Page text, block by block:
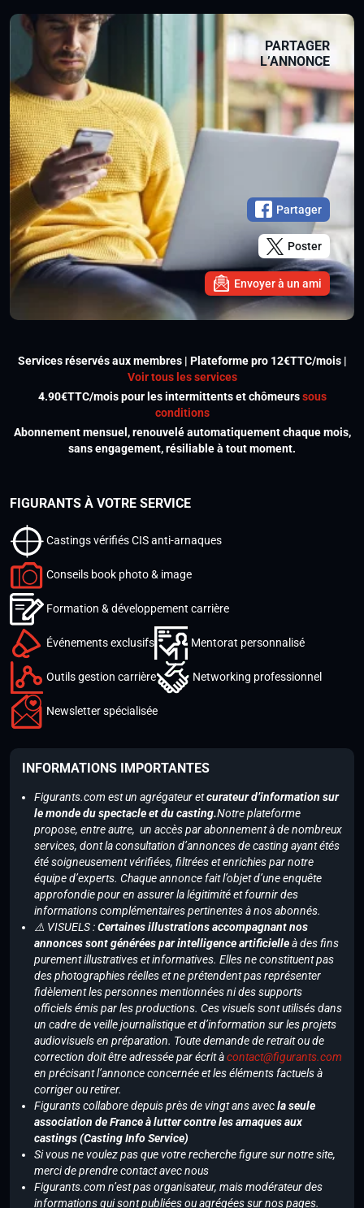
PARTAGER
L’ANNONCE
Partager
Poster
Envoyer à un ami
Services réservés aux membres | Plateforme pro 12€TTC/mois |
Voir tous les services
4.90€TTC/mois pour les intermittents et chômeurssous
conditions
Abonnement mensuel, renouvelé automatiquement chaque mois,
sans engagement, résiliable à tout moment.
FIGURANTS À VOTRE SERVICE
Castings vérifiés CIS anti-arnaques
Conseils book photo & image
Formation & développement carrière
Événements exclusifs Mentorat personnalisé
Outils gestion carrière Networking professionnel
Newsletter spécialisée
INFORMATIONS IMPORTANTES
Figurants.com est un agrégateur etcurateur d’information sur
le monde du spectacle et du casting.Notre plateforme
propose, entre autre, un accès par abonnement à de nombreux
services, dont la consultation d’annonces de casting ayant étés
été soigneusement vérifiées, filtrées et enrichies par notre
équipe d’experts. Chaque annonce fait l’objet d’une enquête
approfondie pour en assurer la légitimité et fournir des
informations complémentaires pertinentes à nos abonnés.
⚠️ VISUELS :Certaines illustrations accompagnant nos
annonces sont générées par intelligence artificielleà des fins
purement illustratives et informatives. Elles ne constituent pas
des photographies réelles et ne prétendent pas représenter
fidèlement les personnes mentionnées ni des supports
officiels émis par les productions. Ces visuels sont utilisés dans
un cadre de veille journalistique et d’information sur les projets
audiovisuels en préparation. Toute demande de retrait ou de
correction doit être adressée par écrit àcontact@figurants.com
en précisant l’annonce concernée et les éléments factuels à
corriger ou retirer.
Figurants collabore depuis près de vingt ans avecla seule
association de France à lutter contre les arnaques aux
castings (Casting Info Service)
Si vous ne voulez pas que votre recherche figure sur notre site,
merci de prendre contact avec nous
Figurants.com n’est pas organisateur, mais modérateur des
informations qui sont publiées ou agrégées sur nos pages.